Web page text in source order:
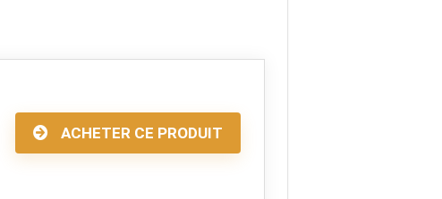
ACHETER CE PRODUIT